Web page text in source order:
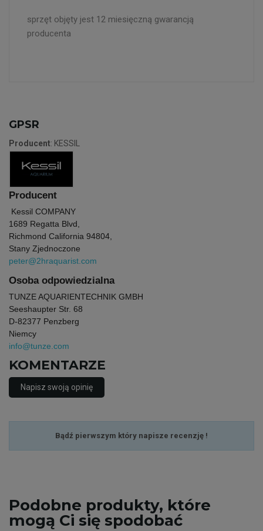
sprzęt objęty jest 12 miesięczną gwarancją
producenta
GPSR
Producent: KESSIL
Producent
Kessil COMPANY
1689 Regatta Blvd,
Richmond California 94804,
Stany Zjednoczone
peter@2hraquarist.com
Osoba odpowiedzialna
TUNZE AQUARIENTECHNIK GMBH
Seeshaupter Str. 68
D-82377 Penzberg
Niemcy
info@tunze.com
KOMENTARZE
Napisz swoją opinię
Bądź pierwszym który napisze recenzję !
Podobne produkty, które
mogą Ci się spodobać